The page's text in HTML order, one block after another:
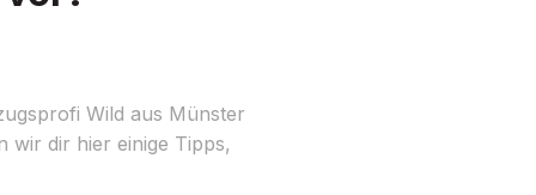
Wild aus Münster
wir dir hier einige Tipps,